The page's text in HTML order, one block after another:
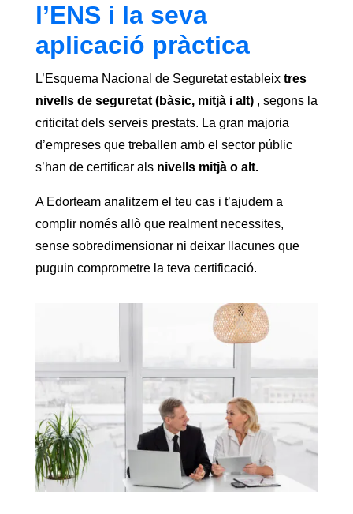
l’ENS i la seva
aplicació pràctica
L’Esquema Nacional de Seguretat estableix tres
nivells de seguretat (bàsic, mitjà i alt), segons la
criticitat dels serveis prestats. La gran majoria
d’empreses que treballen amb el sector públic
s’han de certificar als nivells mitjà o alt.
A Edorteam analitzem el teu cas i t’ajudem a
complir només allò que realment necessites,
sense sobredimensionar ni deixar llacunes que
puguin comprometre la teva certificació.